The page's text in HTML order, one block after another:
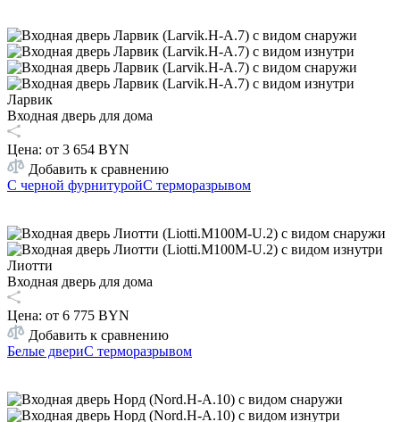
Ларвик
Входная дверь для дома
Цена: от 3 654 BYN
Добавить к сравнению
С черной фурнитуройС терморазрывом
Лиотти
Входная дверь для дома
Цена: от 6 775 BYN
Добавить к сравнению
Белые двериС терморазрывом